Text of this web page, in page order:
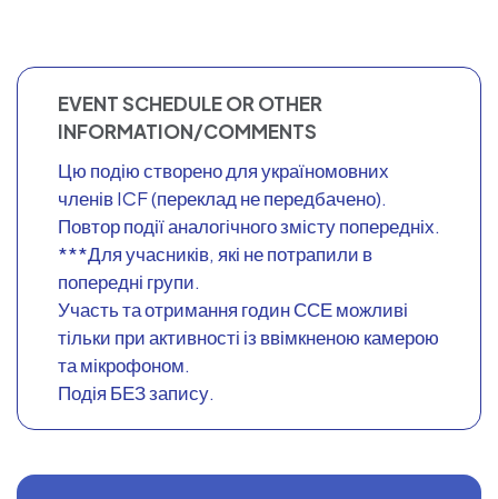
EVENT SCHEDULE OR OTHER
INFORMATION/COMMENTS
Цю подію створено для україномовних
членів ICF (переклад не передбачено).
Повтор події аналогічного змісту попередніх.
***Для учасників, які не потрапили в
попередні групи.
Участь та отримання годин ССЕ можливі
тільки при активності із ввімкненою камерою
та мікрофоном.
Подія БЕЗ запису.